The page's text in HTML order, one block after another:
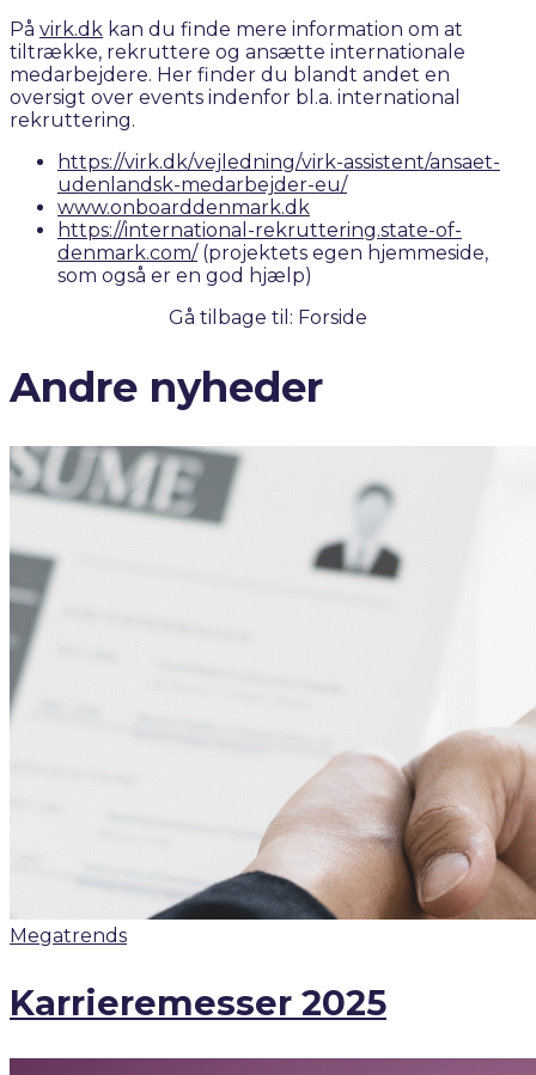
På virk.dk kan du finde mere information om at
tiltrække, rekruttere og ansætte internationale
medarbejdere. Her finder du blandt andet en
oversigt over events indenfor bl.a. international
rekruttering.
https://virk.dk/vejledning/virk-assistent/ansaet-
udenlandsk-medarbejder-eu/
www.onboarddenmark.dk
https://international-rekruttering.state-of-
denmark.com/(projektets egen hjemmeside,
som også er en god hjælp)
Gå tilbage til: Forside
Andre nyheder
Megatrends
Karrieremesser 2025